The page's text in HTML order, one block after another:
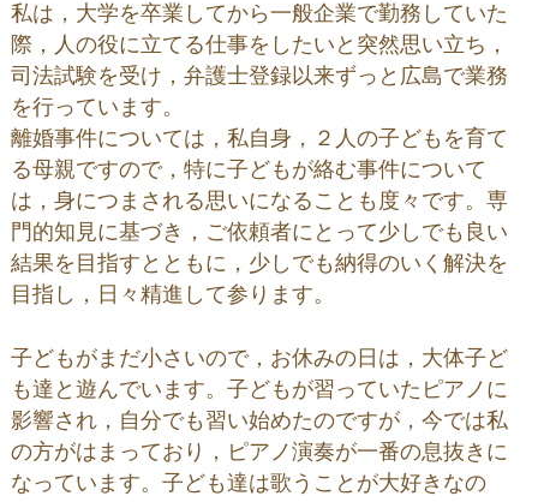
私は，大学を卒業してから一般企業で勤務していた
際，人の役に立てる仕事をしたいと突然思い立ち，
司法試験を受け，弁護士登録以来ずっと広島で業務
を行っています。
離婚事件については，私自身，２人の子どもを育て
る母親ですので，特に子どもが絡む事件について
は，身につまされる思いになることも度々です。専
門的知見に基づき，ご依頼者にとって少しでも良い
結果を目指すとともに，少しでも納得のいく解決を
目指し，日々精進して参ります。
子どもがまだ小さいので，お休みの日は，大体子ど
も達と遊んでいます。子どもが習っていたピアノに
影響され，自分でも習い始めたのですが，今では私
の方がはまっており，ピアノ演奏が一番の息抜きに
なっています。子ども達は歌うことが大好きなの